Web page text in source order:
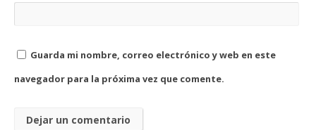
Guarda mi nombre, correo electrónico y web en este
navegador para la próxima vez que comente.